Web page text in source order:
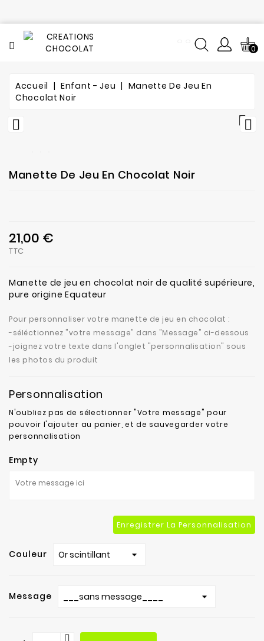
Tout
L'histoire
chocolat
fabrication
atelier
de
Contact
0
Accueil Enfant - Jeu
Manette De Jeu En
Chocolat Noir

 
Manette De Jeu En Chocolat Noir
21,00 €
TTC
Manette de jeu en chocolat noir de qualité supérieure,
pure origine Equateur
Pour personnaliser votre manette de jeu en chocolat :
-séléctionnez "votre message" dans "Message" ci-dessous
-joignez votre texte dans l'onglet "personnalisation" sous
les photos du produit
Personnalisation
N'oubliez pas de sélectionner "Votre message" pour
pouvoir l'ajouter au panier, et de sauvegarder votre
personnalisation
Empty
Enregistrer La Personnalisation
Couleur
Message